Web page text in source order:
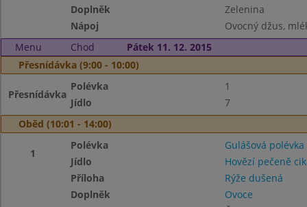
Doplněk
Zelenina
Nápoj
Ovocný džus,
Menu
Chod
Pátek 11. 12. 2015
Přesnídávka (9:00 - 10:00)
Přesnídávka
Polévka
1
Jídlo
7
Oběd (10:01 - 14:00)
1
Polévka
Gulášová polévka
Jídlo
Hovězí pečeně
Příloha
Rýže dušená
Doplněk
Ovoce